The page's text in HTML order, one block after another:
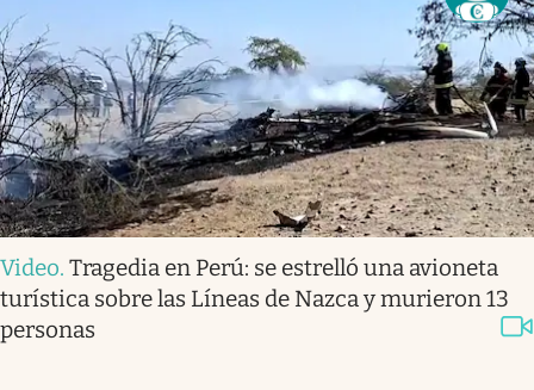
Video. Tragedia en Perú: se estrelló una avioneta
turística sobre las Líneas de Nazca y murieron 13
personas